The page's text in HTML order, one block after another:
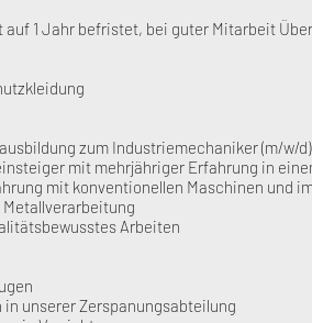
auf 1 Jahr befristet, bei guter Mitarbeit
zum Industriemechaniker (m/w/
mit mehrjähriger Erfahrung in
mit konventionellen Maschinen und
Arbeiten
unserer Zerspanungsabteilung